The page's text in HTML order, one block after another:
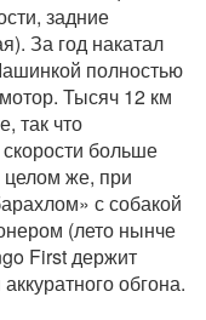
задние
За год накатал
полностью
Тысяч 12 км
так что
больше
же, при
с собакой
(лето нынче
First держит
обгона.